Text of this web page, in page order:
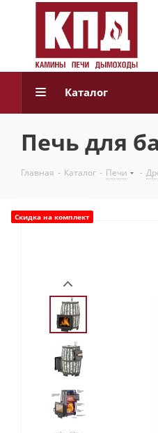
Каталог
Печь для
Главная - Каталог - Печи -
Скидка на комплект